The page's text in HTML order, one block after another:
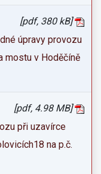
[pdf, 380 kB]
úpravy provozu
mostu v Hoděčíně
[pdf, 4.98 MB]
při uzavírce
na p.č.